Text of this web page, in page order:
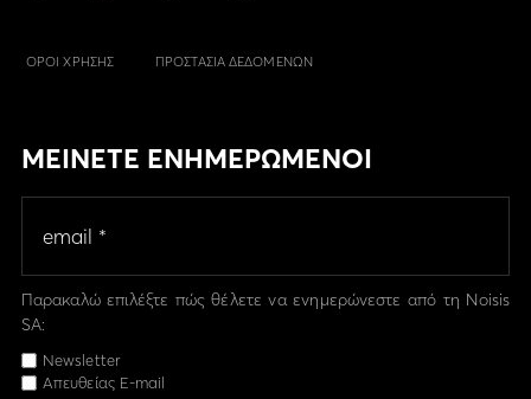
ΟΡΟΙ ΧΡΗΣΗΣ ΠΡΟΣΤΑΣΙΑ ΔΕΔΟΜΕΝΩΝ
ΜΕΙΝΕΤΕ ΕΝΗΜΕΡΩΜΕΝΟΙ
Παρακαλώ επιλέξτε πώς θέλετε να ενημερώνεστε από τη Noisis
SA:
Newsletter
Απευθείας E-mail